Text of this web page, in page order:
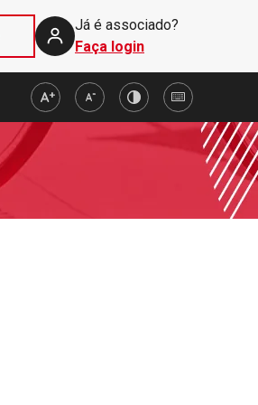
Já é associado?
Faça login